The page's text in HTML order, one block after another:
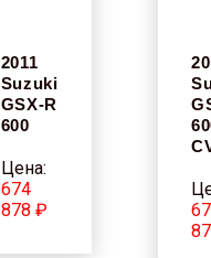
2011
Suzuki
GSX-R
600
Цена:
674
878 ₽